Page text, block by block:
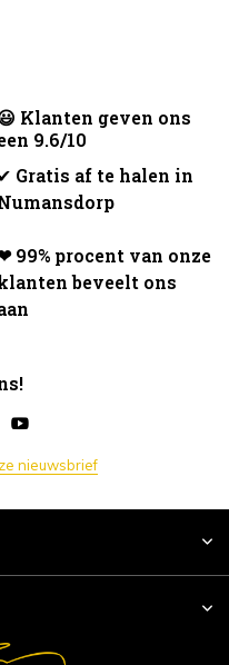
Klanten geven ons
9.6/10
✔ Gratis af te halen in
99% procent van onze
beveelt ons
nieuwsbrief